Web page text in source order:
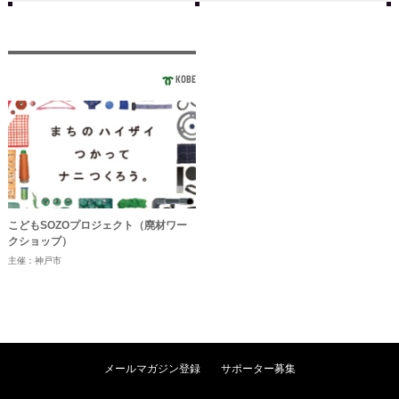
KOBE
こどもSOZOプロジェクト（廃材ワー
クショップ）
主催：神戸市
メールマガジン登録 サポーター募集